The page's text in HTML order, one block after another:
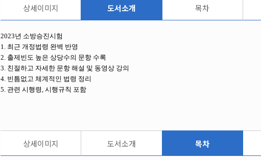
상세이미지 도서소개 목차
2023년 소방승진시험
1. 최근 개정법령 완벽 반영
2. 출제빈도 높은 상당수의 문항 수록
3. 친절하고 자세한 문항 해설 및 동영상 강의
4. 빈틈없고 체계적인 법령 정리
5. 관련 시행령, 시행규칙 포함
상세이미지 도서소개 목차